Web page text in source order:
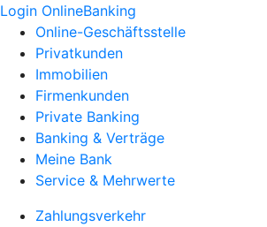
Login OnlineBanking
Online-Geschäftsstelle
Privatkunden
Immobilien
Firmenkunden
Private Banking
Banking & Verträge
Meine Bank
Service & Mehrwerte
Zahlungsverkehr